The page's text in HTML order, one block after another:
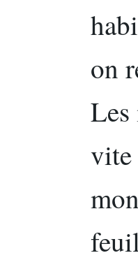
on
Les
vite